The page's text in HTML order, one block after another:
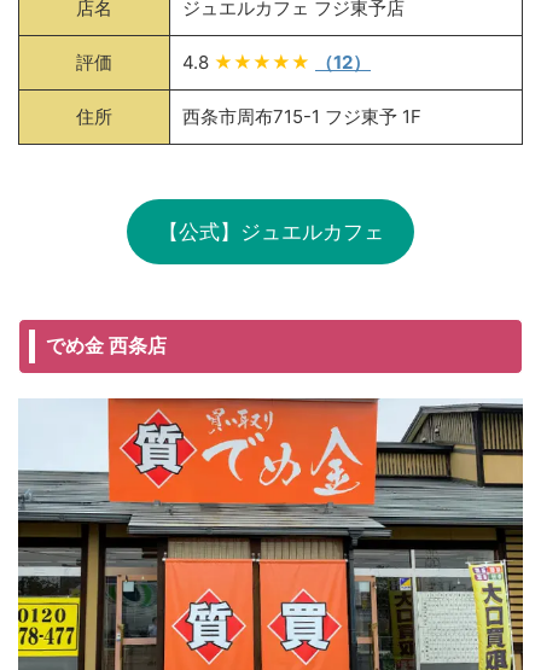
店名 ジュエルカフェ フジ東予店
評価 4.8 ★★★★★ （12）
住所 西条市周布715-1 フジ東予 1F
【公式】ジュエルカフェ
でめ金 西条店